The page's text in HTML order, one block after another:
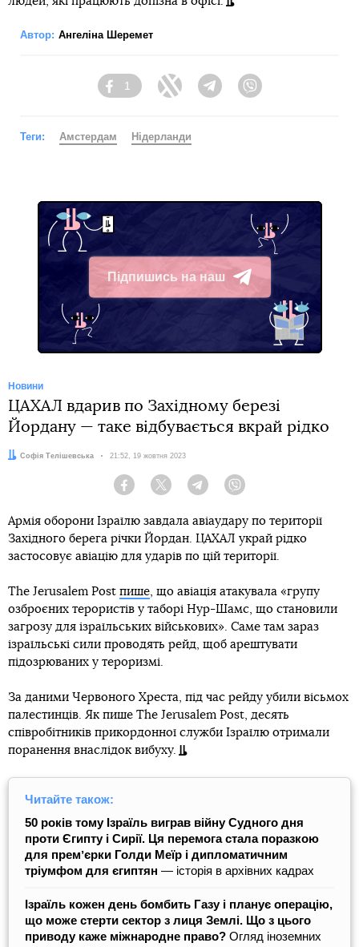
Автор: Ангеліна Шеремет
Facebook
1
Twitter TelegramViber
Теги: Амстердам Нідерланди
Підпишись на наш
Telegram
Новини
ЦАХАЛ вдарив по Західному березі
Йордану — таке відбувається вкрай рідко
Автор:
Софія Телішевська Дата:
21:52, 19 жовтня 2023
Facebook Twitter Telegram
Армія оборони Ізраїлю завдала авіаудару по території
Західного берега річки Йордан. ЦАХАЛ украй рідко
застосовує авіацію для ударів по цій території.
The Jerusalem Post пише, що авіація атакувала «групу
озброєних терористів у таборі Нур-Шамс, що становили
загрозу для ізраїльських військових». Саме там зараз
ізраїльські сили проводять рейд, щоб арештувати
підозрюваних у тероризмі.
За даними Червоного Хреста, під час рейду убили вісьмох
палестинців. Як пише The Jerusalem Post, десять
співробітників прикордонної служби Ізраїлю отримали
поранення внаслідок вибуху.
Читайте також:
50 років тому Ізраїль виграв війну Судного дня
проти Єгипту і Сирії. Ця перемога стала поразкою
для премʼєрки Голди Меїр і дипломатичним
тріумфом для єгиптян — історія в архівних кадрах
Ізраїль кожен день бомбить Газу і планує операцію,
що може стерти сектор з лиця Землі. Що з цього
приводу каже міжнародне право? Огляд іноземних